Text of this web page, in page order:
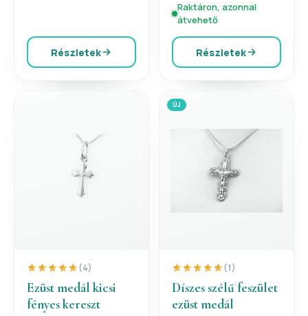
Részletek
Raktáron, azonnal
átvehető
Részletek
(4)
Ezüst medál kicsi
fényes kereszt
ÚJ
(1)
Díszes szélű feszület
ezüst medál